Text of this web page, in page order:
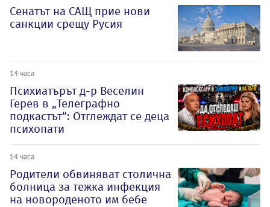
Сенатът на САЩ прие нови
санкции срещу Русия
14 часа
Психиатърът д-р Веселин
Герев в „Телеграфно
подкастът“: Отглеждат се деца
психопати
14 часа
Родители обвиняват столична
болница за тежка инфекция
на новороденото им бебе